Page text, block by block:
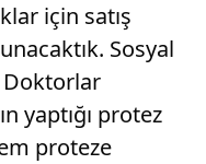
için satış
Sosyal
Doktorlar
yaptığı protez
proteze